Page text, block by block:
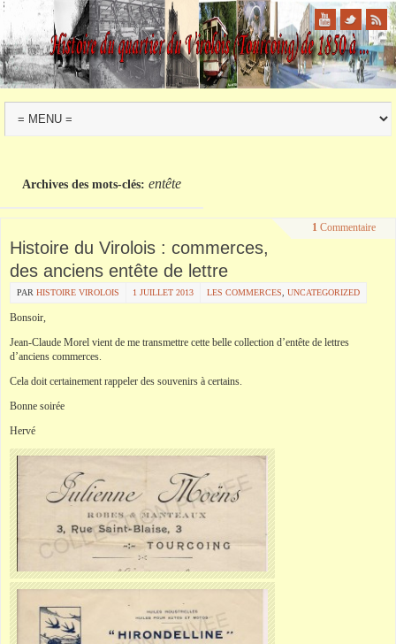
Archives des mots-clés: entête
1 Commentaire
Histoire du Virolois : commerces,
des anciens entête de lettre
PAR HISTOIRE VIROLOIS 1 JUILLET 2013 LES COMMERCES UNCATEGORIZED
Bonsoir,
Jean-Claude Morel vient de me transmettre cette belle collection d’entête de lettres
d’anciens commerces.
Cela doit certainement rappeler des souvenirs à certains.
Bonne soirée
Hervé